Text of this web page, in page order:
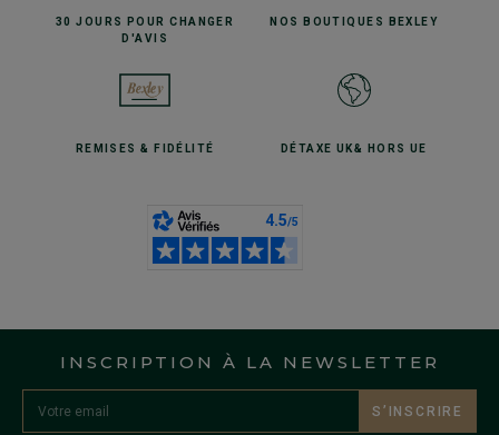
30 JOURS POURCHANGER
D'AVIS
NOS BOUTIQUES BEXLEY
REMISES& FIDÉLITÉ DÉTAXE UK& HORS UE
INSCRIPTION À LA NEWSLETTER
S’INSCRIRE